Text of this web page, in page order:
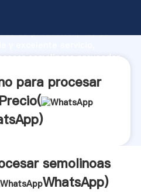
de producción, fuerza
semolinoas proveedor
para procesar
)
semolinoas
WhatsApp)